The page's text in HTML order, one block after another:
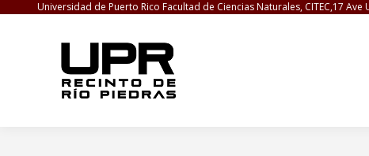
Universidad de Puerto Rico Facultad de Ciencias Naturales, CITEC,17 Ave